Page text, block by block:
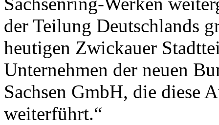
der Teilung Deutschlands
heutigen Zwickauer
Unternehmen der neuen
Sachsen GmbH, die diese
weiterführt.“